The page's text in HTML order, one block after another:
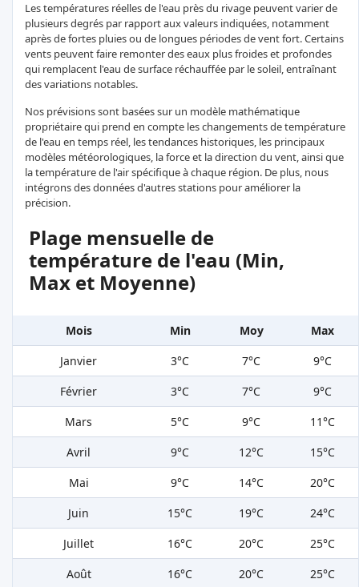
Les températures réelles de l'eau près du rivage peuvent varier de
plusieurs degrés par rapport aux valeurs indiquées, notamment
après de fortes pluies ou de longues périodes de vent fort. Certains
vents peuvent faire remonter des eaux plus froides et profondes
qui remplacent l'eau de surface réchauffée par le soleil, entraînant
des variations notables.
Nos prévisions sont basées sur un modèle mathématique
propriétaire qui prend en compte les changements de température
de l'eau en temps réel, les tendances historiques, les principaux
modèles météorologiques, la force et la direction du vent, ainsi que
la température de l'air spécifique à chaque région. De plus, nous
intégrons des données d'autres stations pour améliorer la
précision.
Plage mensuelle de
température de l'eau (Min,
Max et Moyenne)
Mois Min Moy
Max
Janvier
3°C 7°C
9°C
Février
3°C 7°C
9°C
Mars
5°C 9°C
11°C
Avril
9°C 12°C
15°C
Mai
9°C 14°C
20°C
Juin
15°C 19°C
24°C
Juillet
16°C 20°C
25°C
Août
16°C 20°C
25°C